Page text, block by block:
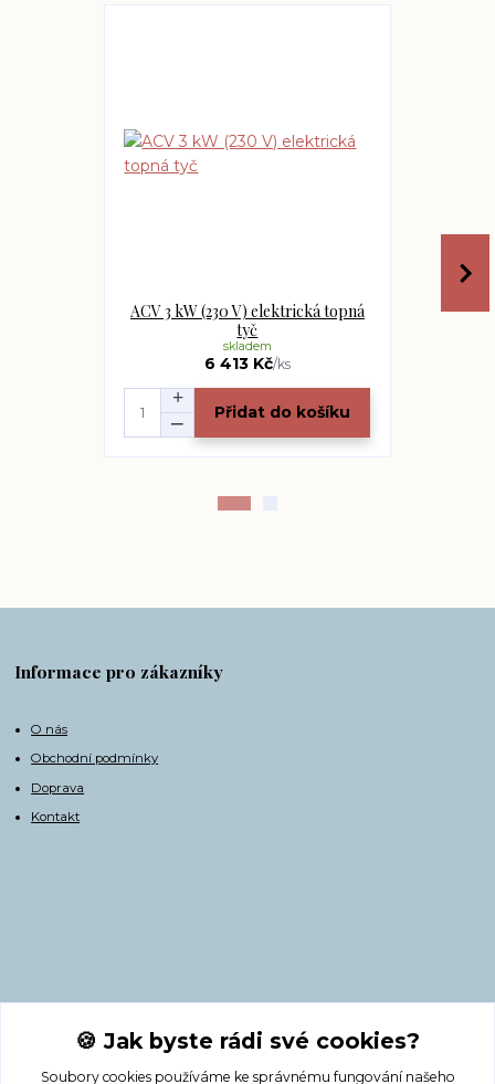
ACV 3 kW (230 V) elektrická topná
tyč
6 413 Kč/ks
skladem
Přidat do košíku
ACV 6
Informace pro zákazníky
O nás
Obchodní podmínky
Doprava
Kontakt
Kontakty🍪 Jak byste rádi své cookies?
Soubory cookies používáme ke správnému fungování našeho